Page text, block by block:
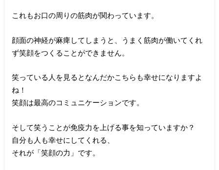
これもお口の周りの筋肉が関わっています。
顔面の神経が麻痺してしまうと、うまく筋肉が働いてくれ
ず笑顔をつくることができません。
笑っている人を見るとなんだかこちらも幸せになりますよ
ね！
笑顔は最高のコミュニケーションです。
そして笑うことが免疫力を上げる事を知っていますか？
自分も人も幸せにしてくれる、
それが「笑顔の力」です。